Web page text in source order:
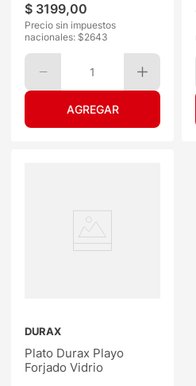
$ 3199,00
Precio sin impuestos
nacionales: $2643
1
DURAX
Plato Durax Playo
Forjado Vidrio